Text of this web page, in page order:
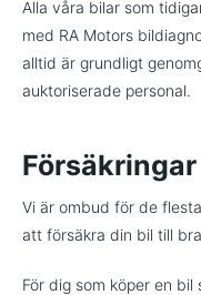
Alla våra bilar som
med RA Motors
alltid är grundligt
auktoriserade personal.
Försäkringar
Vi är ombud för de
att försäkra din bil till
För dig som köper en